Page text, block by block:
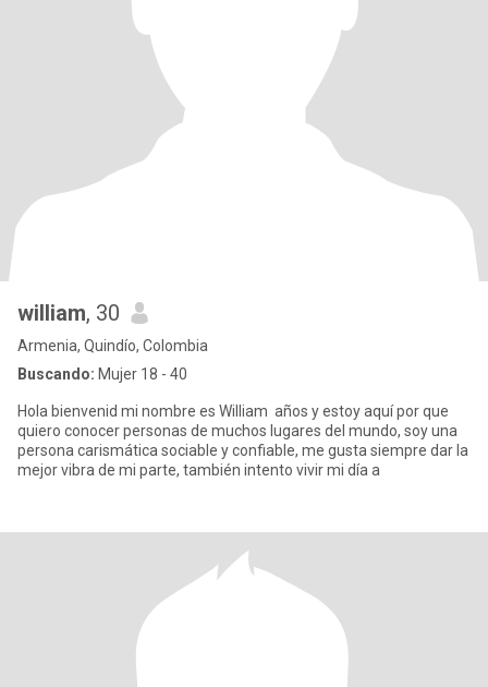
william, 30
Armenia, Quindío, Colombia
Buscando: Mujer 18 - 40
Hola bienvenid mi nombre es William años y estoy aquí por que
quiero conocer personas de muchos lugares del mundo, soy una
persona carismática sociable y confiable, me gusta siempre dar la
mejor vibra de mi parte, también intento vivir mi día a